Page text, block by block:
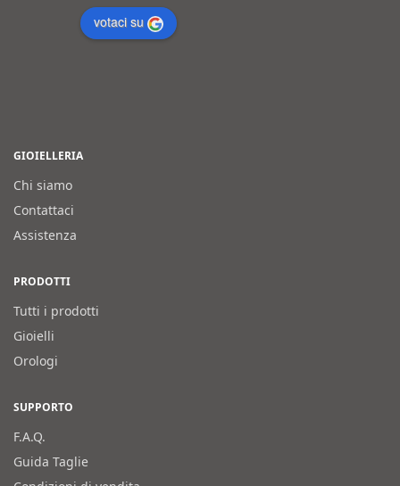
votaci su
GIOIELLERIA
Chi siamo
Contattaci
Assistenza
PRODOTTI
Tutti i prodotti
Gioielli
Orologi
SUPPORTO
F.A.Q.
Guida Taglie